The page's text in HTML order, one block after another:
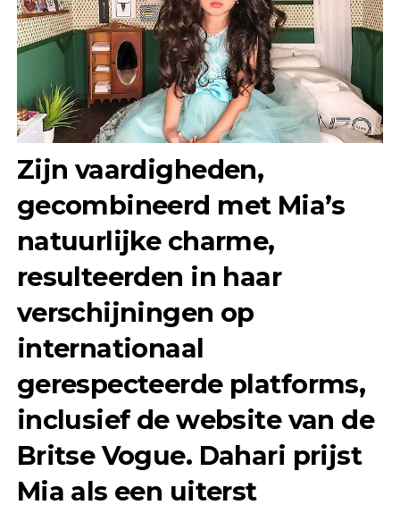
Zijn vaardigheden,
gecombineerd met Mia’s
natuurlijke charme,
resulteerden in haar
verschijningen op
internationaal
gerespecteerde platforms,
inclusief de website van de
Britse Vogue. Dahari prijst
Mia als een uiterst